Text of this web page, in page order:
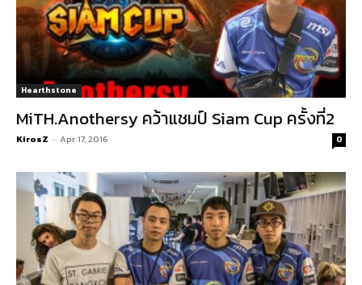
Hearthstone
MiTH.Anothersy คว้าแชมป์ Siam Cup ครั้งที่2
KirosZ - Apr 17, 2016 0